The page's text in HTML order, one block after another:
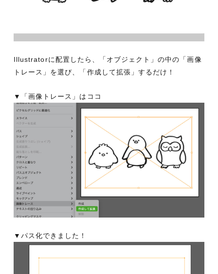
Illustratorに配置したら、「オブジェクト」の中の「画像
トレース」を選び、「作成して拡張」するだけ！
▼「画像トレース」はココ
▼パス化できました！